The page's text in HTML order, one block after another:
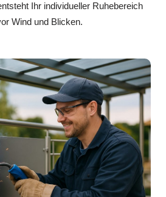
Ihr individueller Ruhebereich
Wind und Blicken.